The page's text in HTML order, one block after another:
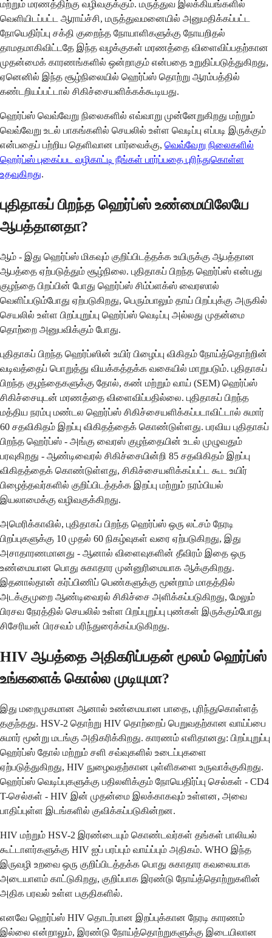
மற்றும் மரணத்திற்கு வழிவகுக்கும். மருத்துவ இலக்கியங்களில்
வெளியிடப்பட்ட ஆராய்ச்சி, மருத்துவமனையில் அனுமதிக்கப்பட்ட
நோயெதிர்ப்பு சக்தி குறைந்த நோயாளிகளுக்கு நோயறிதல்
தாமதமாகிவிட்டதே இந்த வழக்குகள் மரணத்தை விளைவிப்பதற்கான
முதன்மைக் காரணங்களில் ஒன்றாகும் என்பதை உறுதிப்படுத்துகிறது,
ஏனெனில் இந்த சூழ்நிலையில் ஹெர்ப்ஸ் தொற்று ஆரம்பத்தில்
கண்டறியப்பட்டால் சிகிச்சையளிக்கக்கூடியது.
ஹெர்ப்ஸ் வெவ்வேறு நிலைகளில் எவ்வாறு முன்னேறுகிறது மற்றும்
வெவ்வேறு உடல் பாகங்களில் செயலில் உள்ள வெடிப்பு எப்படி இருக்கும்
என்பதைப் பற்றிய தெளிவான பார்வைக்கு, வெவ்வேறு நிலைகளில்
ஹெர்ப்ஸ் புகைப்பட வழிகாட்டி நீங்கள் பார்ப்பதை புரிந்துகொள்ள
உதவுகிறது.
புதிதாகப் பிறந்த ஹெர்ப்ஸ் உண்மையிலேயே
ஆபத்தானதா?
ஆம் - இது ஹெர்ப்ஸ் மிகவும் குறிப்பிடத்தக்க உயிருக்கு ஆபத்தான
ஆபத்தை ஏற்படுத்தும் சூழ்நிலை. புதிதாகப் பிறந்த ஹெர்ப்ஸ் என்பது
குழந்தை பிறப்பின் போது ஹெர்ப்ஸ் சிம்ப்ளக்ஸ் வைரஸால்
வெளிப்படும்போது ஏற்படுகிறது, பெரும்பாலும் தாய் பிறப்புக்கு அருகில்
செயலில் உள்ள பிறப்புறுப்பு ஹெர்ப்ஸ் வெடிப்பு அல்லது முதன்மை
தொற்றை அனுபவிக்கும் போது.
புதிதாகப் பிறந்த ஹெர்ப்ஸின் உயிர் பிழைப்பு விகிதம் நோய்த்தொற்றின்
வடிவத்தைப் பொறுத்து வியக்கத்தக்க வகையில் மாறுபடும். புதிதாகப்
பிறந்த குழந்தைகளுக்கு தோல், கண் மற்றும் வாய் (SEM) ஹெர்ப்ஸ்
சிகிச்சையுடன் மரணத்தை விளைவிப்பதில்லை. புதிதாகப் பிறந்த
மத்திய நரம்பு மண்டல ஹெர்ப்ஸ் சிகிச்சையளிக்கப்படாவிட்டால் சுமார்
60 சதவிகிதம் இறப்பு விகிதத்தைக் கொண்டுள்ளது. பரவிய புதிதாகப்
பிறந்த ஹெர்ப்ஸ் - அங்கு வைரஸ் குழந்தையின் உடல் முழுவதும்
பரவுகிறது - ஆண்டிவைரல் சிகிச்சையின்றி 85 சதவிகிதம் இறப்பு
விகிதத்தைக் கொண்டுள்ளது, சிகிச்சையளிக்கப்பட்ட கூட உயிர்
பிழைத்தவர்களில் குறிப்பிடத்தக்க இறப்பு மற்றும் நரம்பியல்
இயலாமைக்கு வழிவகுக்கிறது.
அமெரிக்காவில், புதிதாகப் பிறந்த ஹெர்ப்ஸ் ஒரு லட்சம் நேரடி
பிறப்புகளுக்கு 10 முதல் 60 நிகழ்வுகள் வரை ஏற்படுகிறது, இது
அசாதாரணமானது - ஆனால் விளைவுகளின் தீவிரம் இதை ஒரு
உண்மையான பொது சுகாதார முன்னுரிமையாக ஆக்குகிறது.
இதனால்தான் கர்ப்பிணிப் பெண்களுக்கு மூன்றாம் மாதத்தில்
அடக்குமுறை ஆண்டிவைரல் சிகிச்சை அளிக்கப்படுகிறது, மேலும்
பிரசவ நேரத்தில் செயலில் உள்ள பிறப்புறுப்பு புண்கள் இருக்கும்போது
சிசேரியன் பிரசவம் பரிந்துரைக்கப்படுகிறது.
HIV ஆபத்தை அதிகரிப்பதன் மூலம் ஹெர்ப்ஸ்
உங்களைக் கொல்ல முடியுமா?
இது மறைமுகமான ஆனால் உண்மையான பாதை, புரிந்துகொள்ளத்
தகுந்தது. HSV-2 தொற்று HIV தொற்றைப் பெறுவதற்கான வாய்ப்பை
சுமார் மூன்று மடங்கு அதிகரிக்கிறது. காரணம் எளிதானது: பிறப்புறுப்பு
ஹெர்ப்ஸ் தோல் மற்றும் சளி சவ்வுகளில் உடைப்புகளை
ஏற்படுத்துகிறது, HIV நுழைவதற்கான புள்ளிகளை உருவாக்குகிறது.
ஹெர்ப்ஸ் வெடிப்புகளுக்கு பதிலளிக்கும் நோயெதிர்ப்பு செல்கள் - CD4
T-செல்கள் - HIV இன் முதன்மை இலக்காகவும் உள்ளன, அவை
பாதிப்புள்ள இடங்களில் குவிக்கப்படுகின்றன.
HIV மற்றும் HSV-2 இரண்டையும் கொண்டவர்கள் தங்கள் பாலியல்
கூட்டாளர்களுக்கு HIV ஐப் பரப்பும் வாய்ப்பும் அதிகம். WHO இந்த
இருவழி உறவை ஒரு குறிப்பிடத்தக்க பொது சுகாதார கவலையாக
அடையாளம் காட்டுகிறது, குறிப்பாக இரண்டு நோய்த்தொற்றுகளின்
அதிக பரவல் உள்ள பகுதிகளில்.
எனவே ஹெர்ப்ஸ் HIV தொடர்பான இறப்புக்கான நேரடி காரணம்
இல்லை என்றாலும், இரண்டு நோய்த்தொற்றுகளுக்கு இடையிலான